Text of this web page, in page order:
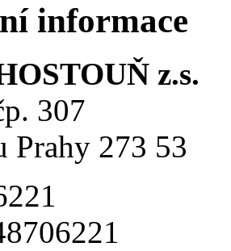
informace
z.s.
307
Prahy 273 53